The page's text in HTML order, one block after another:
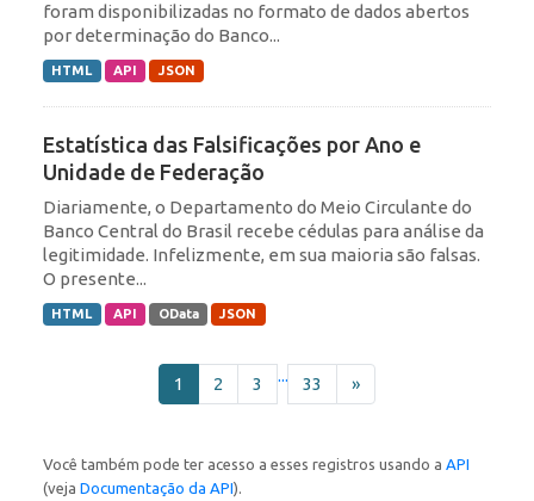
foram disponibilizadas no formato de dados abertos
por determinação do Banco...
HTML API JSON
Estatística das Falsificações por Ano e
Unidade de Federação
Diariamente, o Departamento do Meio Circulante do
Banco Central do Brasil recebe cédulas para análise da
legitimidade. Infelizmente, em sua maioria são falsas.
O presente...
HTML API OData JSON
1 2 3 ... 33 »
Você também pode ter acesso a esses registros usando a API
(veja Documentação da API).